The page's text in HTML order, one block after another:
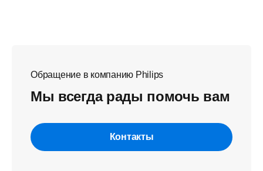
Обращение в компанию Philips
Мы всегда рады помочь вам
Контакты